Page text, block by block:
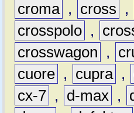
croma , cross ,
crosspolo ,
crosswagon
,
cuore , cupra ,
cx-7 , d-max ,